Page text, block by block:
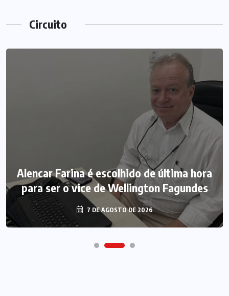
Circuito
Alencar Farina é escolhido de última hora
para ser o vice de Wellington Fagundes
7 DE AGOSTO DE 2026